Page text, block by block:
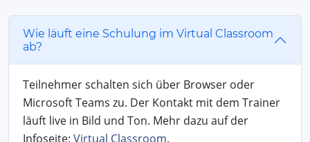
Wie läuft eine Schulung im Virtual Classroom
ab?
Teilnehmer schalten sich über Browser oder
Microsoft Teams zu. Der Kontakt mit dem Trainer
läuft live in Bild und Ton. Mehr dazu auf der
Infoseite: Virtual Classroom.